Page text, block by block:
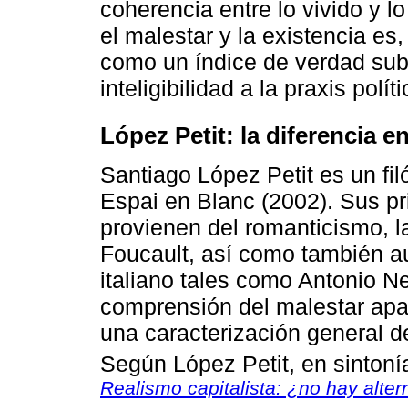
coherencia entre lo vivido y
el malestar y la existencia
como un índice de verdad
inteligibilidad a la praxis
López Petit: la diferencia
Santiago López Petit es un
Espai en Blanc (2002). Sus
provienen del romanticismo,
Foucault, así como también
italiano tales como Antonio
comprensión del malestar
una caracterización general
Según López Petit, en
Realismo capitalista: ¿no hay